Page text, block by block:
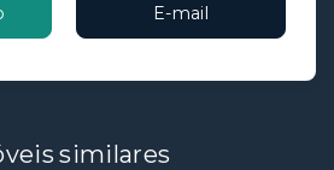
E-mail
similares